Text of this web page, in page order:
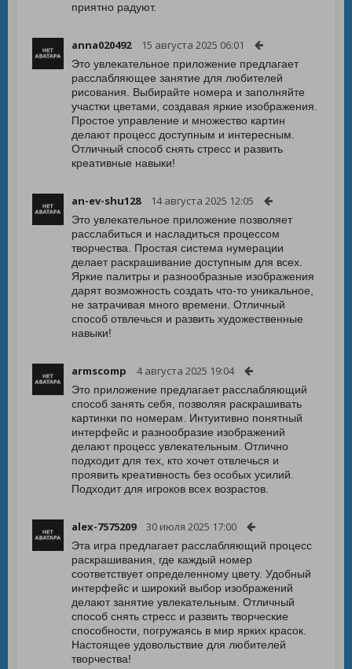
приятно радуют.
anna020492 15 августа 2025 06:01
Это увлекательное приложение предлагает
расслабляющее занятие для любителей
рисования. Выбирайте номера и заполняйте
участки цветами, создавая яркие изображения.
Простое управление и множество картин
делают процесс доступным и интересным.
Отличный способ снять стресс и развить
креативные навыки!
an-ev-shu128 14 августа 2025 12:05
Это увлекательное приложение позволяет
расслабиться и насладиться процессом
творчества. Простая система нумерации
делает раскрашивание доступным для всех.
Яркие палитры и разнообразные изображения
дарят возможность создать что-то уникальное,
не затрачивая много времени. Отличный
способ отвлечься и развить художественные
навыки!
armscomp 4 августа 2025 19:04
Это приложение предлагает расслабляющий
способ занять себя, позволяя раскрашивать
картинки по номерам. Интуитивно понятный
интерфейс и разнообразие изображений
делают процесс увлекательным. Отлично
подходит для тех, кто хочет отвлечься и
проявить креативность без особых усилий.
Подходит для игроков всех возрастов.
alex-7575209 30 июля 2025 17:00
Эта игра предлагает расслабляющий процесс
раскрашивания, где каждый номер
соответствует определенному цвету. Удобный
интерфейс и широкий выбор изображений
делают занятие увлекательным. Отличный
способ снять стресс и развить творческие
способности, погружаясь в мир ярких красок.
Настоящее удовольствие для любителей
творчества!